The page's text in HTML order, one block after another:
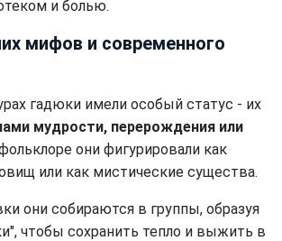
и болью.
мифов и современного
гадюки имели особый статус - их
мудрости, перерождения или
они фигурировали как
или как мистические существа.
они собираются в группы, образуя
чтобы сохранить тепло и выжить в